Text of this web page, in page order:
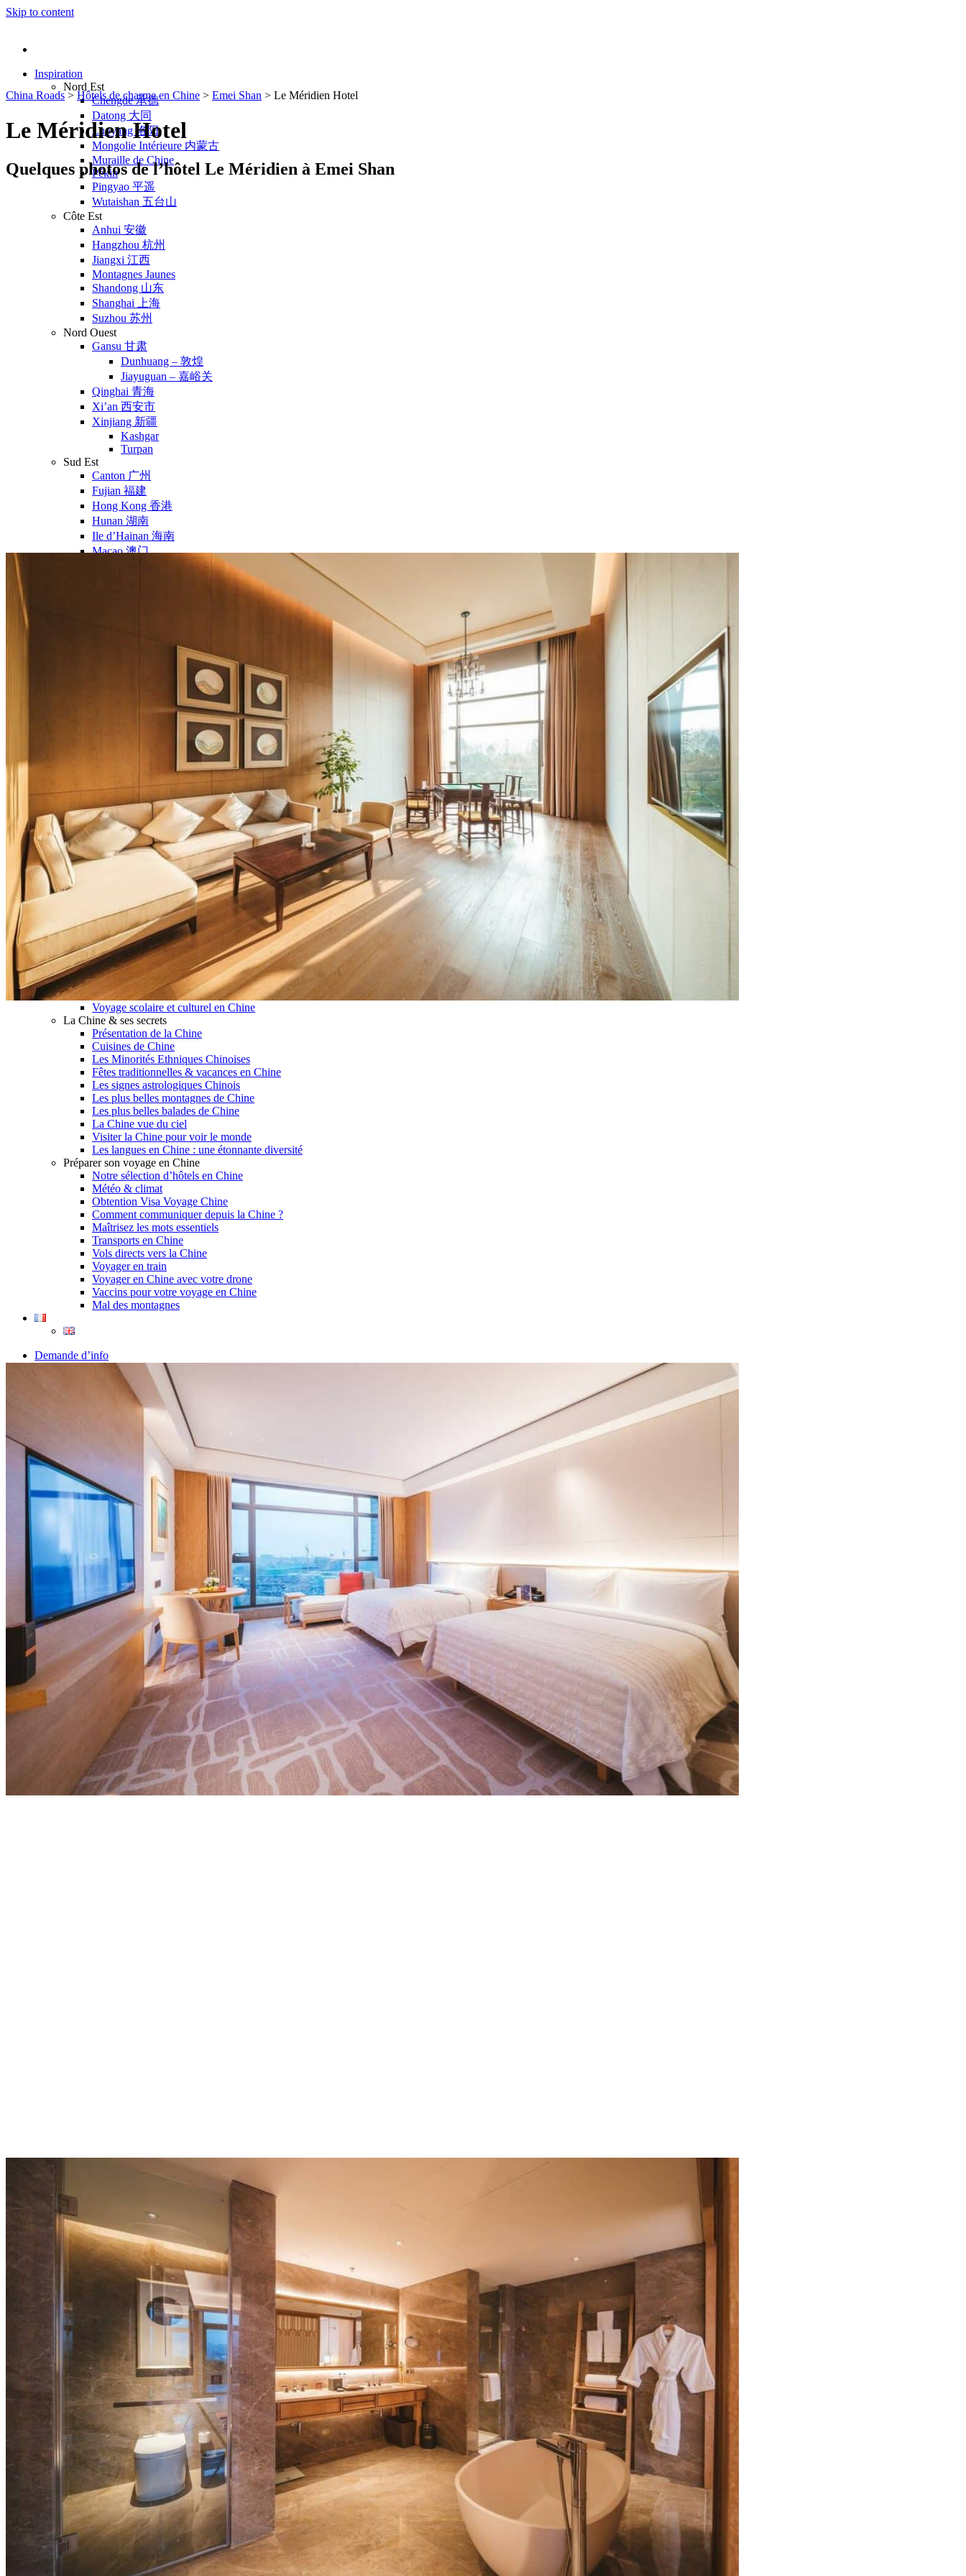
Skip to content
Inspiration
Nord Est
Chengde 承德
Datong 大同
Luoyang 洛阳
Mongolie Intérieure 内蒙古
Muraille de Chine
Pékin
Pingyao 平遥
Wutaishan 五台山
Côte Est
Anhui 安徽
Hangzhou 杭州
Jiangxi 江西
Montagnes Jaunes
Shandong 山东
Shanghai 上海
Suzhou 苏州
Nord Ouest
Gansu 甘肃
Dunhuang – 敦煌
Jiayuguan – 嘉峪关
Qinghai 青海
Xi’an 西安市
Xinjiang 新疆
Kashgar
Turpan
Sud Est
Canton 广州
Fujian 福建
Hong Kong 香港
Hunan 湖南
Ile d’Hainan 海南
Macao 澳门
Classique et incontournables
Culture & expériences
Nature et grands paysages
Famille et enfants
Trekking et aventure
Luxe et exception
Où et quand partir ?
Printemps
Infos pratiques
Notre agence
Notre agence en Chine
Réseau Asian Roads
Garanties et engagements Asian Roads
Avis de nos voyageurs
Voyages d’affaires en Chine
Voyage scolaire et culturel en Chine
La Chine & ses secrets
Présentation de la Chine
Cuisines de Chine
Les Minorités Ethniques Chinoises
Fêtes traditionnelles & vacances en Chine
Les signes astrologiques Chinois
Les plus belles montagnes de Chine
Les plus belles balades de Chine
La Chine vue du ciel
Visiter la Chine pour voir le monde
Les langues en Chine : une étonnante diversité
Préparer son voyage en Chine
Notre sélection d’hôtels en Chine
Météo & climat
Obtention Visa Voyage Chine
Comment communiquer depuis la Chine ?
Maîtrisez les mots essentiels
Transports en Chine
Vols directs vers la Chine
Voyager en train
Voyager en Chine avec votre drone
Vaccins pour votre voyage en Chine
Mal des montagnes
Demande d’info
09 83 07 44 60
China Roads > Hôtels de charme en Chine > Emei Shan > Le Méridien Hotel
Le Méridien Hotel
Quelques photos de l’hôtel Le Méridien à Emei Shan